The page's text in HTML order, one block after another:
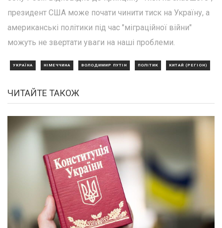
президент США може почати чинити тиск на Україну, а
американські політики під час "міграційної війни"
можуть не звертати уваги на наші проблеми.
УКРАЇНА НІМЕЧЧИНА ВОЛОДИМИР ПУТІН ПОЛІТИК КИТАЙ (РЕГІОН)
ЧИТАЙТЕ ТАКОЖ